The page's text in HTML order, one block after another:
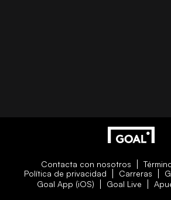
Contacta con nosotros
Política de privacidad
Carreras
Goal App (iOS)
Goal Live